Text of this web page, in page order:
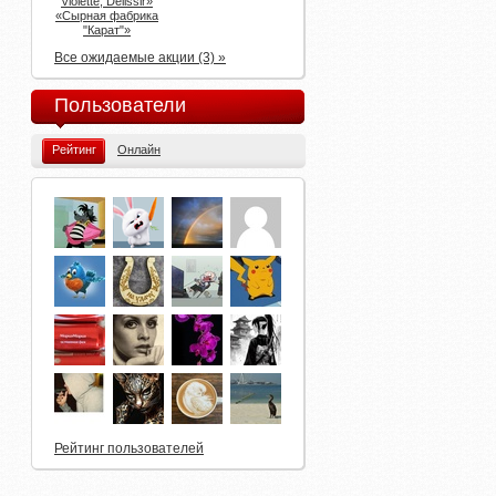
«Сырная фабрика
"Карат"»
Все ожидаемые акции (3) »
Пользователи
Рейтинг Онлайн
Рейтинг пользователей